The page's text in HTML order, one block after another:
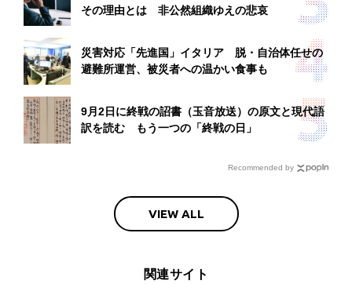
その理由とは 非公然組織ゆえの悲哀
災害対応「先進国」イタリア 脱・自治体任せの
避難所運営、被災者への温かい食事も
9月2日に終戦の詔書（玉音放送）の原文と現代語
訳を読む もう一つの「終戦の日」
Recommended by
VIEW ALL
関連サイト